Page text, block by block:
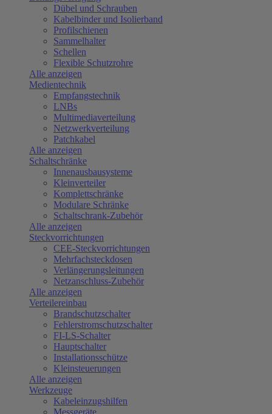
Dübel und Schrauben
Kabelbinder und Isolierband
Profilschienen
Sammelhalter
Schellen
Flexible Schutzrohre
Alle anzeigen
Medientechnik
Empfangstechnik
LNBs
Multimediaverteilung
Netzwerkverteilung
Patchkabel
Alle anzeigen
Schaltschränke
Innenausbausysteme
Kleinverteiler
Komplettschränke
Modulare Schränke
Schaltschrank-Zubehör
Alle anzeigen
Steckvorrichtungen
CEE-Steckvorrichtungen
Mehrfachsteckdosen
Verlängerungsleitungen
Netzanschluss-Zubehör
Alle anzeigen
Verteilereinbau
Brandschutzschalter
Fehlerstromschutzschalter
FI-LS-Schalter
Hauptschalter
Installationsschütze
Kleinsteuerungen
Alle anzeigen
Werkzeuge
Kabeleinzugshilfen